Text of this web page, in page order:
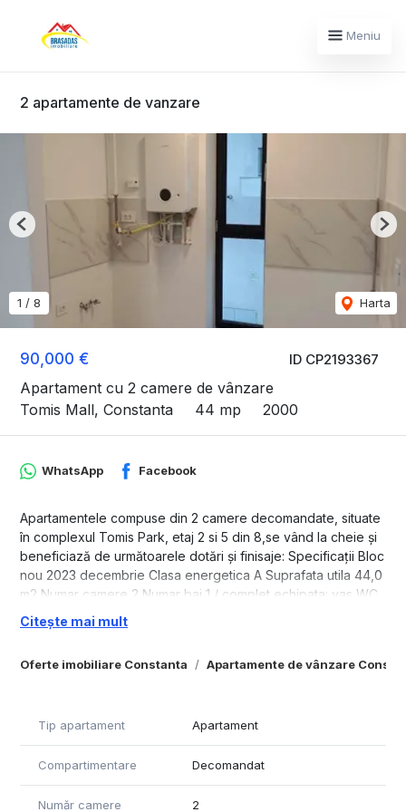
Meniu
2 apartamente de vanzare
ID CP2193367
90,000 €
Apartament cu 2 camere de vânzare
Tomis Mall, Constanta
44 mp 2000
1 / 8 Harta
Previous
Oferte imobiliare Constanta Apartamente de vânzare
WhatsApp Facebook
Apartamentele compuse din 2 camere decomandate, situate
în complexul Tomis Park, etaj 2 si 5 din 8,se vând la cheie și
beneficiază de următoarele dotări și finisaje: Specificații Bloc
nou 2023 decembrie Clasa energetica A Suprafata utila 44,0
m2 Numar camere 2 Numar bai 1 / complet echipata: vas WC
Roca, obiecte sanitare Ferro Confort Lux Incalzire centrala
proprie Numar bucatarii 1 Amenajare strazi Asfaltate,Iluminat
incalzire Calorifere,montate, Centrala proprie Climatizare Aer
pardoseli placate cu plăci ceramice parchet laminat Pereti
Vopsea lavabila Aparataj electric Gewiss. Eglo Dotari imobil
Interfon,2 Lifturi Adăpost de apărare civilă Loc joaca copii
circuit inchis , parc Locuri de parcare subterana contra cost
Avantajele zonei: - Complexul VIVO Mall (1 min) -
Citește mai mult
Tip apartament Apartament
Compartimentare Decomandat
Număr camere 2